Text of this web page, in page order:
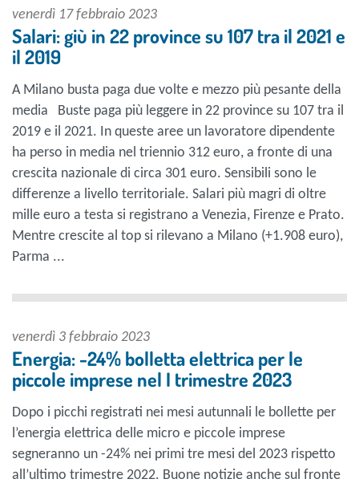
venerdì 17 febbraio 2023
Salari: giù in 22 province su 107 tra il 2021 e
il 2019
A Milano busta paga due volte e mezzo più pesante della
media Buste paga più leggere in 22 province su 107 tra il
2019 e il 2021. In queste aree un lavoratore dipendente
ha perso in media nel triennio 312 euro, a fronte di una
crescita nazionale di circa 301 euro. Sensibili sono le
differenze a livello territoriale. Salari più magri di oltre
mille euro a testa si registrano a Venezia, Firenze e Prato.
Mentre crescite al top si rilevano a Milano (+1.908 euro),
Parma ...
venerdì 3 febbraio 2023
Energia: -24% bolletta elettrica per le
piccole imprese nel I trimestre 2023
Dopo i picchi registrati nei mesi autunnali le bollette per
l’energia elettrica delle micro e piccole imprese
segneranno un -24% nei primi tre mesi del 2023 rispetto
all’ultimo trimestre 2022. Buone notizie anche sul fronte